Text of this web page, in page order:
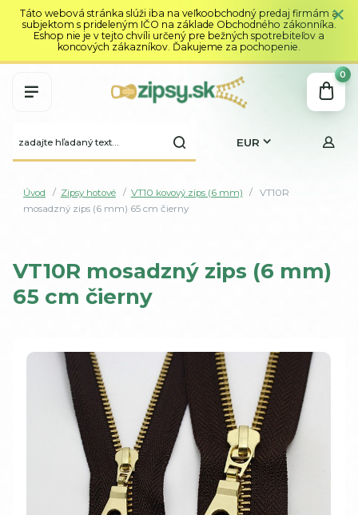
Táto webová stránka slúži iba na veľkoobchodný predaj firmám a
subjektom s prideleným IČO na základe Obchodného zákonníka.
Eshop nie je v tejto chvíli určený pre bežných spotrebiteľov a
koncových zákazníkov. Ďakujeme za pochopenie.
EUR
0
Úvod Zipsy hotové VT10 kovový zips (6 mm)
VT10R
mosadzný zips (6 mm) 65 cm čierny
VT10R mosadzný zips (6 mm)
65 cm čierny